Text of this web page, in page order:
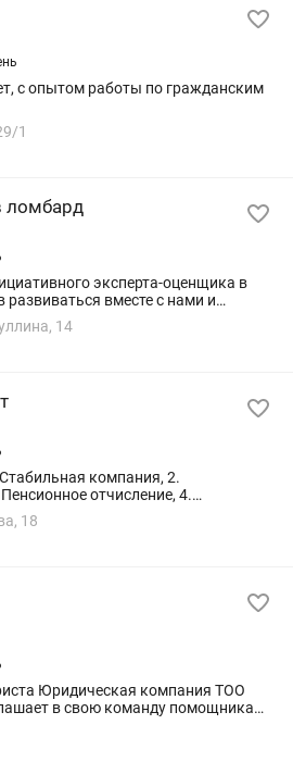
с опытом работы по гражданским
1
ломбард
эксперта‐оценщика в
вместе с нами и
работу компании. Основные
оценка...
14
Стабильная компания, 2.
отчисление, 4.
5. выгодная бонусная система,
18
ТОО
в свою команду помощника
Грамотная устная...